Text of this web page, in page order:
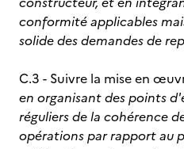
conformité applicables
solide des demandes de
C.3 - Suivre la mise en
en organisant des points
réguliers de la cohérence
opérations par rapport au